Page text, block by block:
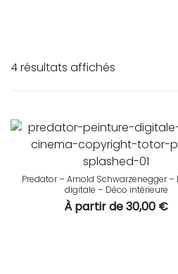
4 résultats affichés
au
plus
ancien
Predator – Arnold Schwarzenegger –
digitale – Déco intérieure
À partir de30,00 €